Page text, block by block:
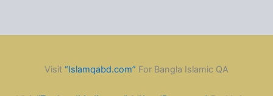
Visit “Islamqabd.com” For Bangla Islamic QA